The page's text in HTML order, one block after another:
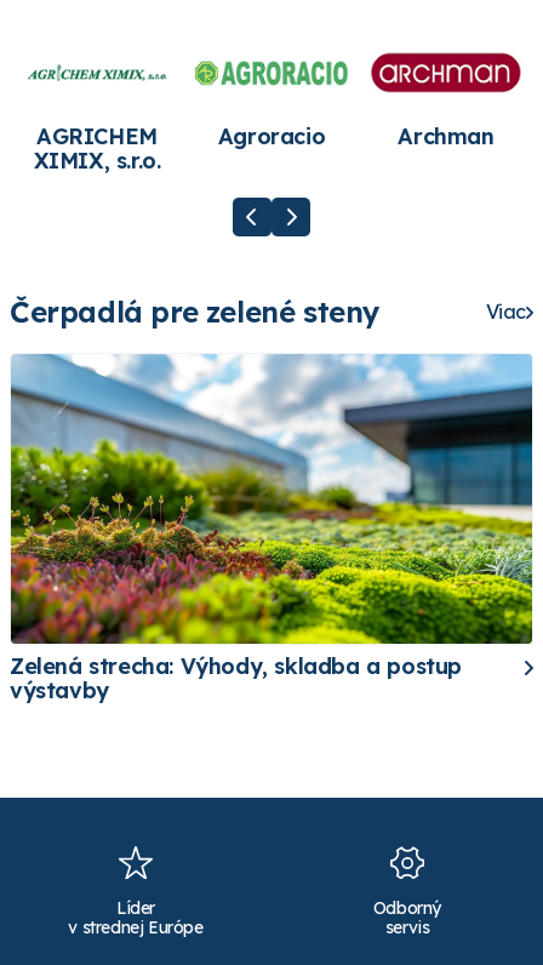
AGRICHEM
XIMIX, s.r.o.
Agroracio Archman
Čerpadlá pre zelené steny Viac
Zelená strecha: Výhody, skladba a postup
výstavby
Líder
v strednej Európe
Odborný
servis